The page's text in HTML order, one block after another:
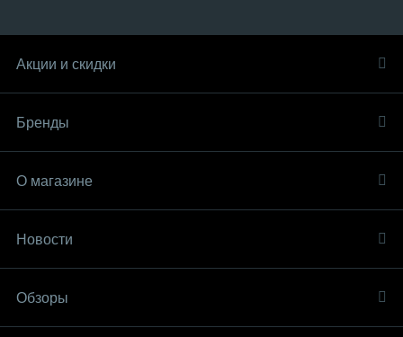
Акции и скидки
Бренды
О магазине
Новости
Обзоры